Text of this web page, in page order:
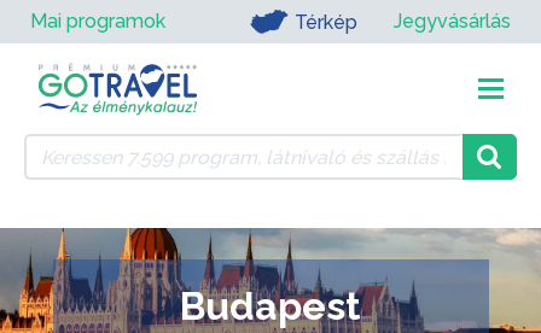
Mai programok Térkép Jegyvásárlás
Budapest